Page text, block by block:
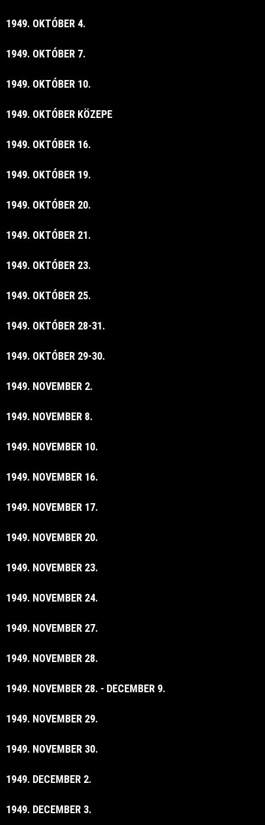
1949. OKTÓBER 4.
1949. OKTÓBER 7.
1949. OKTÓBER 10.
1949. OKTÓBER KÖZEPE
1949. OKTÓBER 16.
1949. OKTÓBER 19.
1949. OKTÓBER 20.
1949. OKTÓBER 21.
1949. OKTÓBER 23.
1949. OKTÓBER 25.
1949. OKTÓBER 28-31.
1949. OKTÓBER 29-30.
1949. NOVEMBER 2.
1949. NOVEMBER 8.
1949. NOVEMBER 10.
1949. NOVEMBER 16.
1949. NOVEMBER 17.
1949. NOVEMBER 20.
1949. NOVEMBER 23.
1949. NOVEMBER 24.
1949. NOVEMBER 27.
1949. NOVEMBER 28.
1949. NOVEMBER 28. - DECEMBER 9.
1949. NOVEMBER 29.
1949. NOVEMBER 30.
1949. DECEMBER 2.
1949. DECEMBER 3.